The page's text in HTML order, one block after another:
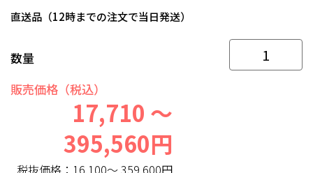
直送品（12時までの注文で当日発送）
数量
販売価格（税込）
17,710 ～
395,560円
税抜価格： 16,100～ 359,600円